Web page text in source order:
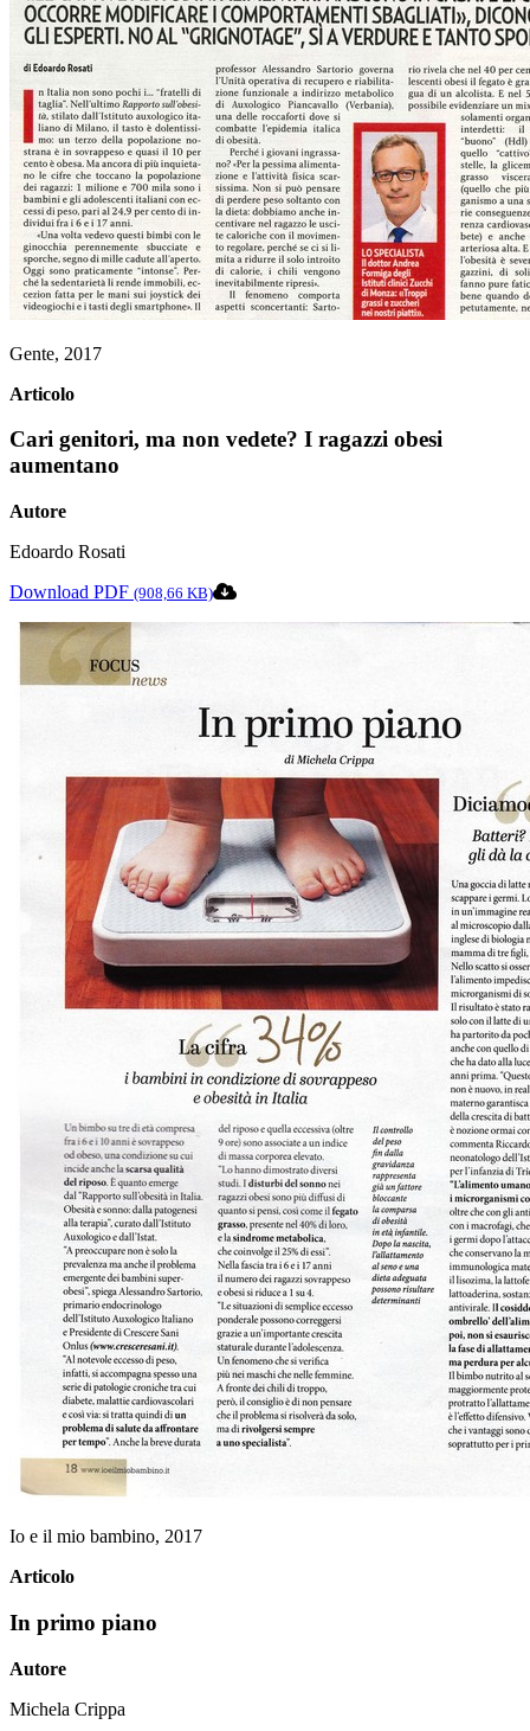
Gente, 2017
Articolo
Cari genitori, ma non vedete? I ragazzi obesi
aumentano
Autore
Edoardo Rosati
Download PDF (908,66 KB)
Io e il mio bambino, 2017
Articolo
In primo piano
Autore
Michela Crippa